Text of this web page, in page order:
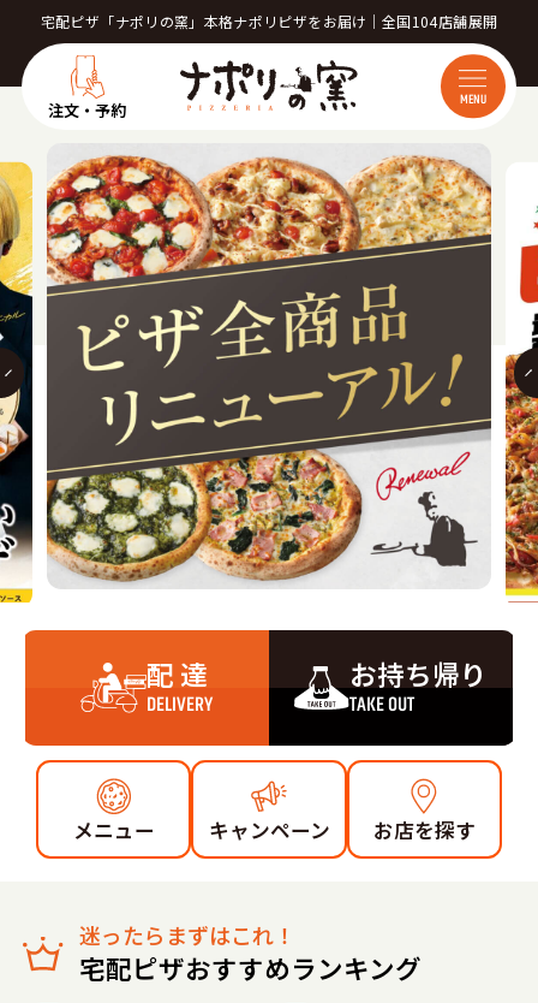
宅配ピザ「ナポリの窯」本格ナポリピザをお届け｜全国104店舗展開
注文・予約 MENU
配 達
DELIVERY
お持ち帰り
TAKE OUT
メニュー キャンペーン お店を探す
迷ったらまずはこれ！
宅配ピザおすすめランキング